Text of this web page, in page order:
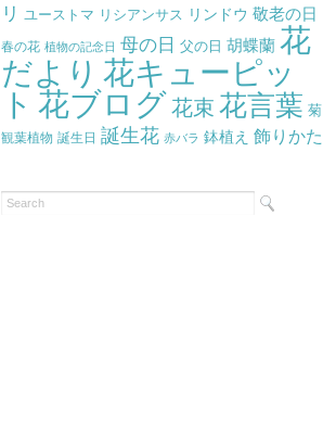
リ ユーストマ リシアンサス リンドウ 敬老の日
春の花 植物の記念日 母の日 父の日 胡蝶蘭 花
だより 花キューピッ
ト 花ブログ 花束 花言葉 菊
観葉植物 誕生日 誕生花 赤バラ 鉢植え 飾りかた